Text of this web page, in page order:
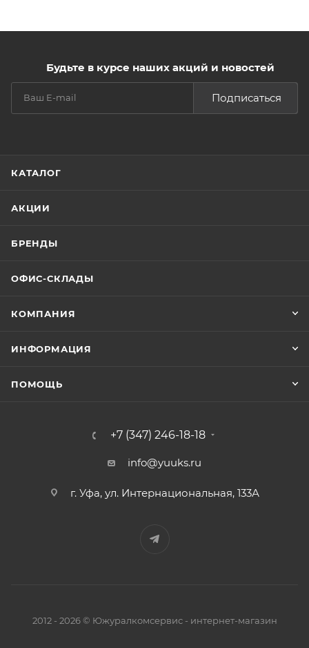
Будьте в курсе наших акций и новостей
Подписаться
КАТАЛОГ
АКЦИИ
БРЕНДЫ
ОФИС-СКЛАДЫ
КОМПАНИЯ
ИНФОРМАЦИЯ
ПОМОЩЬ
+7 (347) 246-18-18
info@yuuks.ru
г. Уфа, ул. Интернациональная, 133А
2012 - 2026 © Южуралкомсервис - интернет-магазин